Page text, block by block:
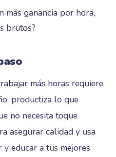
más ganancia por hora,
brutos?
más horas requiere
productiza lo que
no necesita toque
asegurar calidad y usa
educar a tus mejores